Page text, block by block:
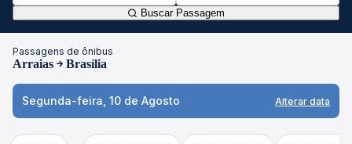
Buscar Passagem
Passagens de ônibus
Arraias Brasília
Segunda-feira, 10 de Agosto Alterar data